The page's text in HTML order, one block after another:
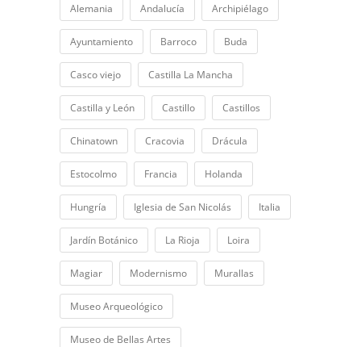
Alemania Andalucía Archipiélago
Ayuntamiento Barroco Buda
Casco viejo Castilla La Mancha
Castilla y León Castillo Castillos
Chinatown Cracovia Drácula
Estocolmo Francia Holanda
Hungría Iglesia de San Nicolás Italia
Jardín Botánico La Rioja Loira
Magiar Modernismo Murallas
Museo Arqueológico
Museo de Bellas Artes